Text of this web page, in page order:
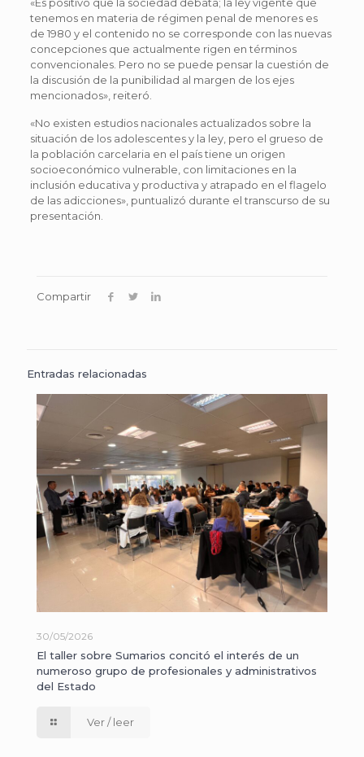
tenemos en materia de régimen penal de menores es
de 1980 y el contenido no se corresponde con las nuevas
concepciones que actualmente rigen en términos
convencionales. Pero no se puede pensar la cuestión de
la discusión de la punibilidad al margen de los ejes
mencionados», reiteró.
«No existen estudios nacionales actualizados sobre la
situación de los adolescentes y la ley, pero el grueso de
la población carcelaria en el país tiene un origen
socioeconómico vulnerable, con limitaciones en la
inclusión educativa y productiva y atrapado en el flagelo
de las adicciones», puntualizó durante el transcurso de su
presentación.
Compartir
Entradas relacionadas
30/05/2026
El taller sobre Sumarios concitó el interés de un
numeroso grupo de profesionales y administrativos
del Estado
Ver / leer